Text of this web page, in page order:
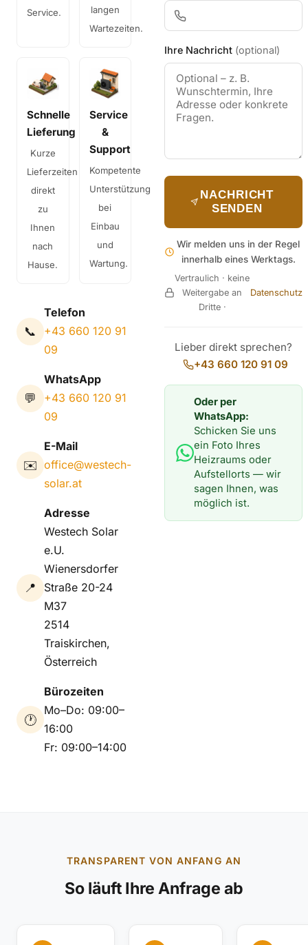
Service.
langen
Wartezeiten.
Schnelle
Lieferung
Kurze
Lieferzeiten
direkt
zu
Ihnen
nach
Hause.
Service
&
Support
Kompetente
Unterstützung
bei
Einbau
und
Wartung.
📞
Telefon
+43 660 120 91
09
💬
WhatsApp
+43 660 120 91
09
✉️
E-Mail
office@westech-
solar.at
📍
Adresse
Westech Solar
e.U.
Wienersdorfer
Straße 20-24
M37
2514
Traiskirchen,
Österreich
🕐
Bürozeiten
Mo–Do: 09:00–
16:00
Fr: 09:00–14:00
Ihre Nachricht (optional)
NACHRICHT
SENDEN
Wir melden uns in der Regel
innerhalb eines Werktags.
Vertraulich · keine
Weitergabe an
Dritte ·
Datenschutz
Lieber direkt sprechen?
+43 660 120 91 09
Oder per
WhatsApp:
Schicken Sie uns
ein Foto Ihres
Heizraums oder
Aufstellorts — wir
sagen Ihnen, was
möglich ist.
TRANSPARENT VON ANFANG AN
So läuft Ihre Anfrage ab